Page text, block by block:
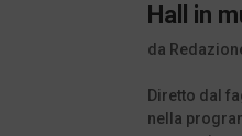
Hall in
da
Diretto dal
nella